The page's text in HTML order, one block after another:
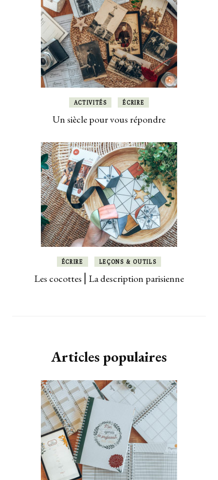
ACTIVITÉS ÉCRIRE
Un siècle pour vous répondre
ÉCRIRE LEÇONS & OUTILS
Les cocottes ⎜La description parisienne
Articles populaires